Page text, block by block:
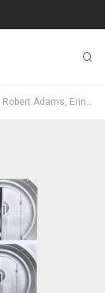
O´Toole i Ralph (ed) Rugoff